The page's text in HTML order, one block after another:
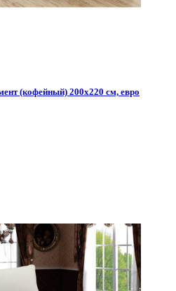
(кофейный) 200х220 см, евро